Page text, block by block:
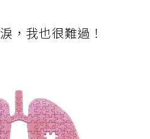
，我也很難過！